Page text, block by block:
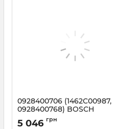
0928400706 (1462C00987,
0928400768) BOSCH
Дозуючий блок VW 2.0TDI
Артикул:
5 046 грн